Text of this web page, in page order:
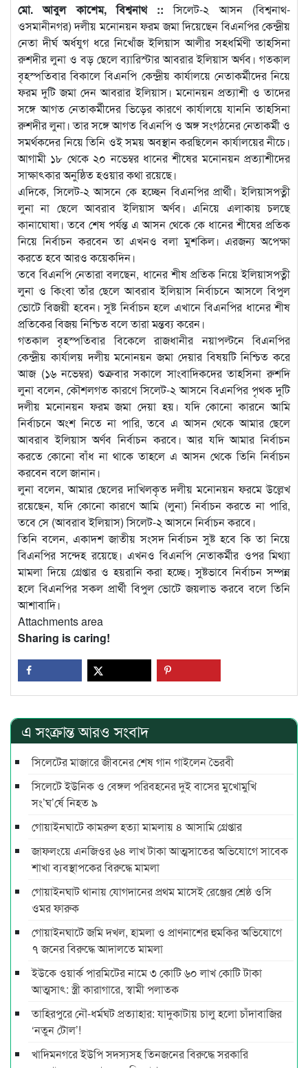
মো. আবুল কাশেম, বিশ্বনাথ :: সিলেট-২ আসন (বিশ্বনাথ-
ওসমানীনগর) দলীয় মনোনয়ন ফরম জমা দিয়েছেন বিএনপির কেন্দ্রীয়
নেতা দীর্ঘ অর্ধযুগ ধরে নিখোঁজ ইলিয়াস আলীর সহধর্মিণী তাহসিনা
রুশদীর লুনা ও বড় ছেলে ব্যারিস্টার আবরার ইলিয়াস অর্ণব। গতকাল
বৃহস্পতিবার বিকালে বিএনপি কেন্দ্রীয় কার্যালয়ে নেতাকর্মীদের নিয়ে
ফরম দুটি জমা দেন আবরার ইলিয়াস। মনোনয়ন প্রত্যাশী ও তাদের
সঙ্গে আগত নেতাকর্মীদের ভিড়ের কারণে কার্যালয়ে যাননি তাহসিনা
রুশদীর লুনা। তার সঙ্গে আগত বিএনপি ও অঙ্গ সংগঠনের নেতাকর্মী ও
সমর্থকদের নিয়ে তিনি ওই সময় অবস্থান করছিলেন কার্যালয়ের নীচে।
আগামী ১৮ থেকে ২০ নভেম্বর ধানের শীষের মনোনয়ন প্রত্যাশীদের
সাক্ষাৎকার অনুষ্ঠিত হওয়ার কথা রয়েছে।
এদিকে, সিলেট-২ আসনে কে হচ্ছেন বিএনপির প্রার্থী। ইলিয়াসপত্নী
লুনা না ছেলে আবরাব ইলিয়াস অর্ণব। এনিয়ে এলাকায় চলছে
কানাঘোষা। তবে শেষ পর্যন্ত এ আসন থেকে কে ধানের শীষের প্রতিক
নিয়ে নির্বাচন করবেন তা এখনও বলা মুশকিল। এরজন্য অপেক্ষা
করতে হবে আরও কয়েকদিন।
তবে বিএনপি নেতারা বলছেন, ধানের শীষ প্রতিক নিয়ে ইলিয়াসপত্নী
লুনা ও কিংবা তাঁর ছেলে আবরাব ইলিয়াস নির্বাচনে আসলে বিপুল
ভোটে বিজয়ী হবেন। সুষ্ট নির্বাচন হলে এখানে বিএনপির ধানের শীষ
প্রতিকের বিজয় নিশ্চিত বলে তারা মন্তব্য করেন।
গতকাল বৃহস্পতিবার বিকেলে রাজধানীর নয়াপল্টনে বিএনপির
কেন্দ্রীয় কার্যালয় দলীয় মনোনয়ন জমা দেয়ার বিষয়টি নিশ্চিত করে
আজ (১৬ নভেম্বর) শুক্রবার সকালে সাংবাদিকদের তাহসিনা রুশদি
লুনা বলেন, কৌশলগত কারণে সিলেট-২ আসনে বিএনপির পৃথক দুটি
দলীয় মনোনয়ন ফরম জমা দেয়া হয়। যদি কোনো কারনে আমি
নির্বাচনে অংশ নিতে না পারি, তবে এ আসন থেকে আমার ছেলে
আবরাব ইলিয়াস অর্ণব নির্বাচন করবে। আর যদি আমার নির্বাচন
করতে কোনো বাঁধ না থাকে তাহলে এ আসন থেকে তিনি নির্বাচন
করবেন বলে জানান।
লুনা বলেন, আমার ছেলের দাখিলকৃত দলীয় মনোনয়ন ফরমে উল্লেখ
রয়েছেন, যদি কোনো কারণে আমি (লুনা) নির্বাচন করতে না পারি,
তবে সে (আবরাব ইলিয়াস) সিলেট-২ আসনে নির্বাচন করবে।
তিনি বলেন, একাদশ জাতীয় সংসদ নির্বাচন সুষ্ট হবে কি তা নিয়ে
বিএনপির সন্দেহ রয়েছে। এখনও বিএনপি নেতাকর্মীর ওপর মিথ্যা
মামলা দিয়ে গ্রেপ্তার ও হয়রানি করা হচ্ছে। সুষ্টভাবে নির্বাচন সম্পন্ন
হলে বিএনপির সকল প্রার্থী বিপুল ভোটে জয়লাভ করবে বলে তিনি
আশাবাদি।
Attachments area
Sharing is caring!
এ সংক্রান্ত আরও সংবাদ
সিলেটের মাজারে জীবনের শেষ গান গাইলেন ভৈরবী
সিলেটে ইউনিক ও বেঙ্গল পরিবহনের দুই বাসের মুখোমুখি
সং’ঘ’র্ষে নিহত ৯
গোয়াইনঘাটে কামরুল হত্যা মামলায় ৪ আসামি গ্রেপ্তার
জাফলংয়ে এনজিওর ৬৪ লাখ টাকা আত্মসাতের অভিযোগে সাবেক
শাখা ব্যবস্থাপকের বিরুদ্ধে মামলা
গোয়াইনঘাট থানায় যোগদানের প্রথম মাসেই রেঞ্জের শ্রেষ্ঠ ওসি
ওমর ফারুক
গোয়াইনঘাটে জমি দখল, হামলা ও প্রাণনাশের হুমকির অভিযোগে
৭ জনের বিরুদ্ধে আদালতে মামলা
ইউকে ওয়ার্ক পারমিটের নামে ৩ কোটি ৬০ লাখ কোটি টাকা
আত্মসাৎ: স্ত্রী কারাগারে, স্বামী পলাতক
তাহিরপুরে নৌ-ধর্মঘট প্রত্যাহার: যাদুকাটায় চালু হলো চাঁদাবাজির
‘নতুন টোল’!
খাদিমনগরে ইউপি সদস্যসহ তিনজনের বিরুদ্ধে সরকারি